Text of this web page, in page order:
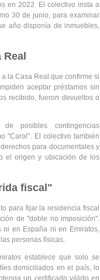
en 2022. El colectivo insta a
30 de junio, para examinar
año disponía de inmuebles,
la Casa Real que confirme si
aceptar préstamos sin
recibido, fueron devueltos o
de posibles contingencias
"Carol". El colectivo también
para documentales y
el origen y ubicación de los
fiscal"
para fijar la residencia fiscal
de "doble no imposición".
ni en España ni en Emiratos,
personas físicas.
establece que solo se
domiciliados en el país, lo
un certificado válido en